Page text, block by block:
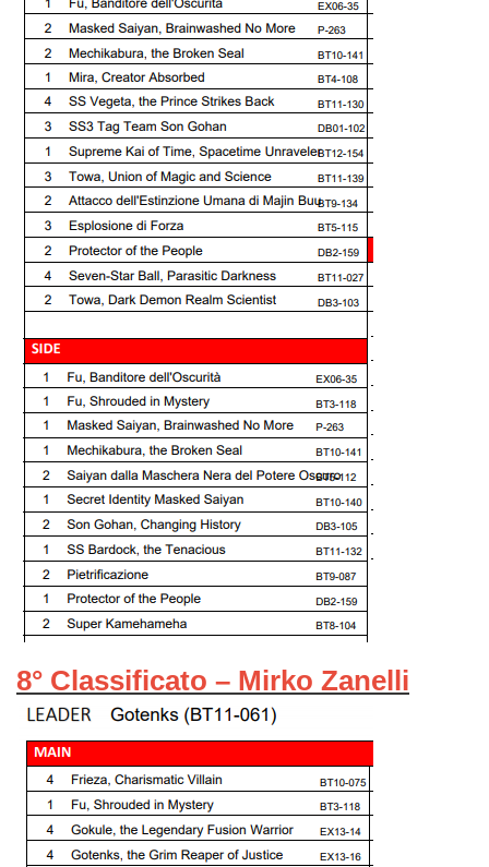
8° Classificato – Mirko Zanelli